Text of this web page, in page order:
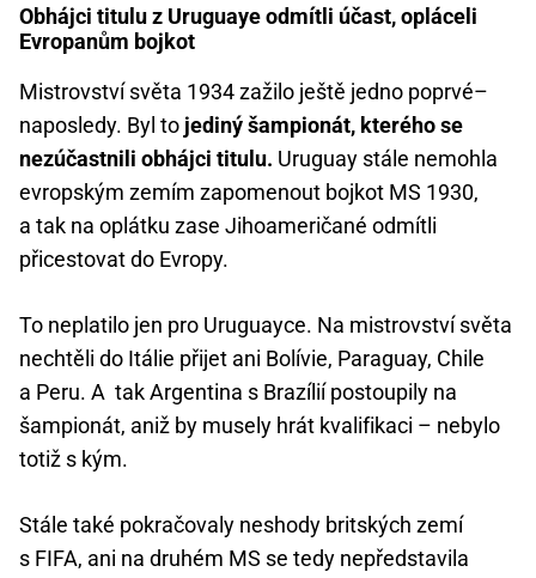
Obhájci titulu z Uruguaye odmítli účast, opláceli
Evropanům bojkot
Mistrovství světa 1934 zažilo ještě jedno poprvé–
naposledy. Byl to jediný šampionát, kterého se
nezúčastnili obhájci titulu. Uruguay stále nemohla
evropským zemím zapomenout bojkot MS 1930,
a tak na oplátku zase Jihoameričané odmítli
přicestovat do Evropy.
To neplatilo jen pro Uruguayce. Na mistrovství světa
nechtěli do Itálie přijet ani Bolívie, Paraguay, Chile
a Peru. A tak Argentina s Brazílií postoupily na
šampionát, aniž by musely hrát kvalifikaci – nebylo
totiž s kým.
Stále také pokračovaly neshody britských zemí
s FIFA, ani na druhém MS se tedy nepředstavila